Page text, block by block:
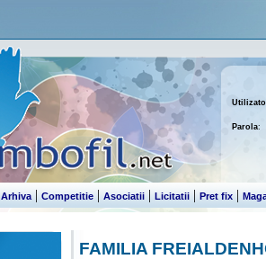
Parola:
Arhiva|Competitie| Asociatii | Licitatii |Pret fix |
FAMILIA